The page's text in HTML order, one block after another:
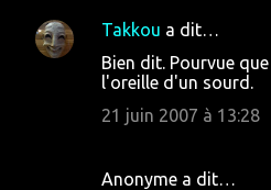
Takkou a dit…
Bien dit. Pourvue
l'oreille d'un sourd.
21 juin 2007 à 13:28
Anonyme a dit…